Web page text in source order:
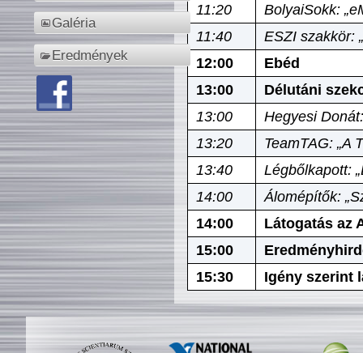
Galéria
Eredmények
11:20
BolyaiSokk:
11:40
ESZI szakkör:
12:00
Ebéd
13:00
Délutáni
13:00
Hegyesi
13:20
TeamTAG: „A
13:40
Légbőlkapott:
14:00
Álomépítők:
14:00
Látogatás az
15:00
15:30
Igény szerint